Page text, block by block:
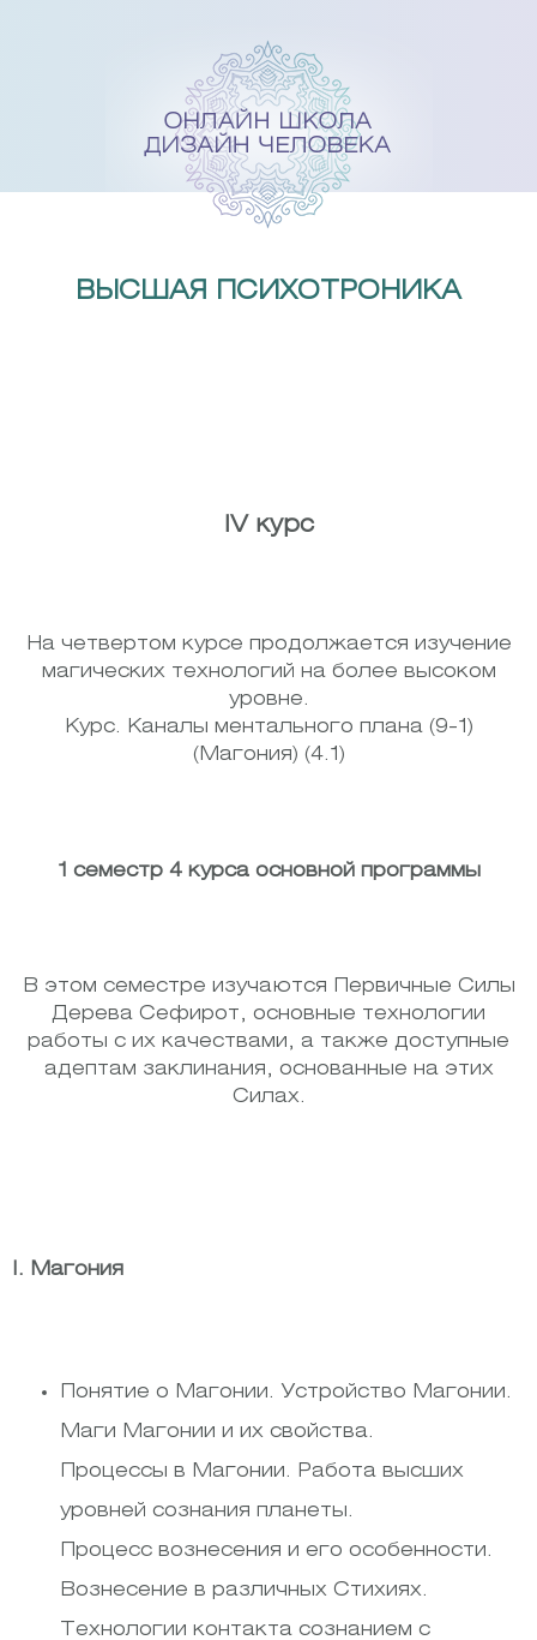
ВЫСШАЯ ПСИХОТРОНИКА
IV курс
На четвертом курсе продолжается изучение
магических технологий на более высоком
уровне.
Курс. Каналы ментального плана (9-1)
(Магония) (4.1)
1 семестр 4 курса основной программы
В этом семестре изучаются Первичные Силы
Дерева Сефирот, основные технологии
работы с их качествами, а также доступные
адептам заклинания, основанные на этих
Силах.
I. Магония
Понятие о Магонии. Устройство Магонии.
Маги Магонии и их свойства.
Процессы в Магонии. Работа высших
уровней сознания планеты.
Процесс вознесения и его особенности.
Вознесение в различных Стихиях.
Технологии контакта сознанием с